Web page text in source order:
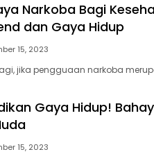
Narkoba Bagi
dan Gaya Hidup
15, 2023
jika pengguaan narkoba
Gaya Hidup!
15, 2023